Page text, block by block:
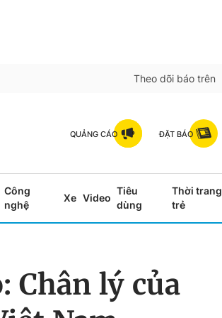
Theo dõi báo trên
QUẢNG CÁO ĐẶT BÁO
Công
nghệ
Xe Video
Tiêu
dùng
Thời trang
trẻ
Chân lý của